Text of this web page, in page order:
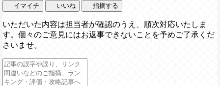
イマイチ いいね 指摘する
いただいた内容は担当者が確認のうえ、順次対応いたしま
す。個々のご意見にはお返事できないことを予めご了承くだ
さいませ。